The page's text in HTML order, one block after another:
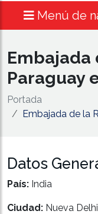
Menú de
Embajada
Paraguay
Portada
Embajada de la
Datos
País: India
Ciudad: Nueva Delhi